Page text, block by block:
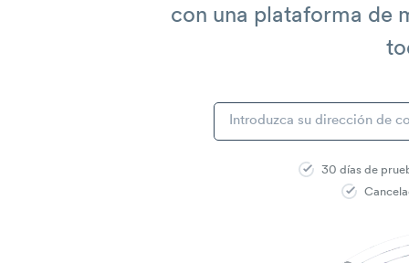
con una plataforma de
30 días de